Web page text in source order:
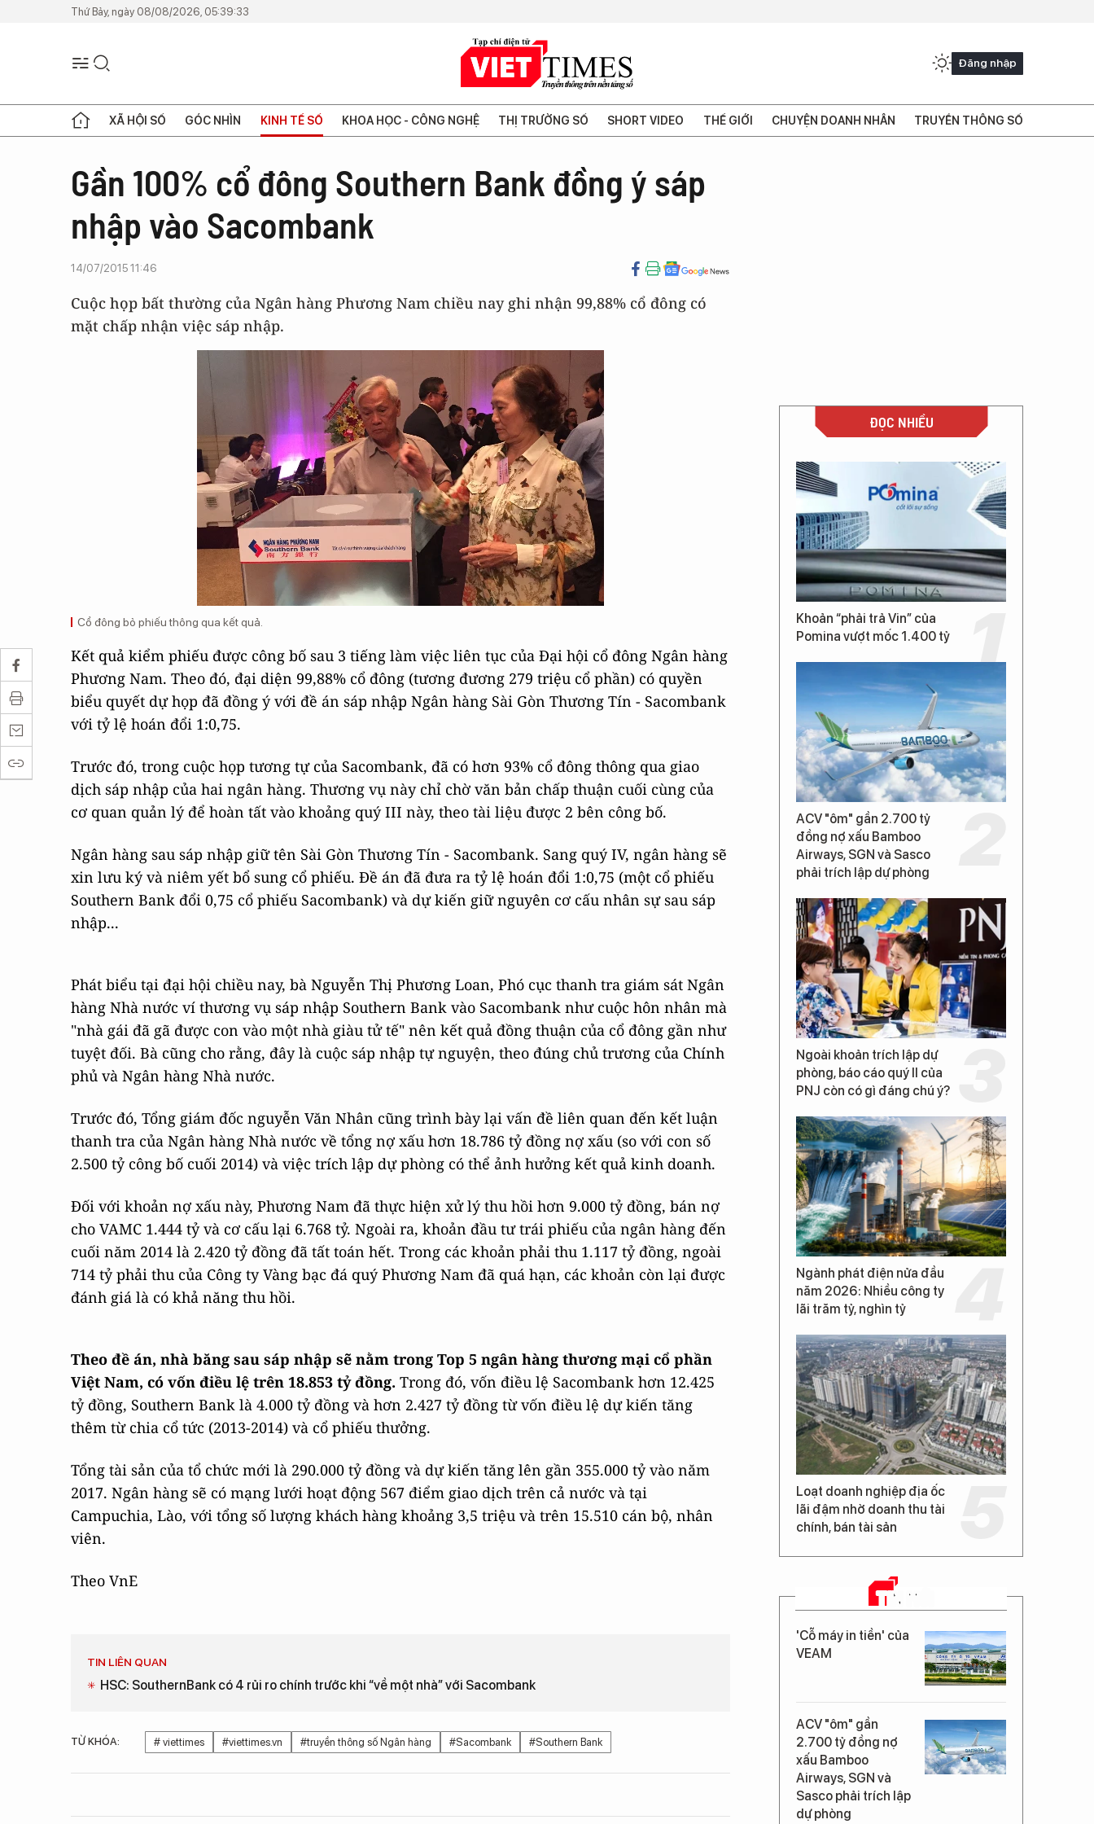
Thứ Bảy, ngày 08/08/2026, 05:39:33
Đăng nhập
XÃ HỘI SỐ GÓC NHÌN KINH TẾ SỐ KHOA HỌC - CÔNG NGHỆ THỊ TRƯỜNG SỐ SHORT VIDEO THẾ GIỚI CHUYỆN DOANH NHÂN TRUYỀN THÔNG SỐ
Gần 100% cổ đông Southern Bank đồng ý sáp
nhập vào Sacombank
14/07/2015 11:46
Cuộc họp bất thường của Ngân hàng Phương Nam chiều nay ghi nhận 99,88% cổ đông có
mặt chấp nhận việc sáp nhập.
Cổ đông bỏ phiếu thông qua kết quả.
Kết quả kiểm phiếu được công bố sau 3 tiếng làm việc liên tục của Đại hội cổ đông Ngân hàng
Phương Nam. Theo đó, đại diện 99,88% cổ đông (tương đương 279 triệu cổ phần) có quyền
biểu quyết dự họp đã đồng ý với đề án sáp nhập Ngân hàng Sài Gòn Thương Tín - Sacombank
với tỷ lệ hoán đổi 1:0,75.
Trước đó, trong cuộc họp tương tự của Sacombank, đã có hơn 93% cổ đông thông qua giao
dịch sáp nhập của hai ngân hàng. Thương vụ này chỉ chờ văn bản chấp thuận cuối cùng của
cơ quan quản lý để hoàn tất vào khoảng quý III này, theo tài liệu được 2 bên công bố.
Ngân hàng sau sáp nhập giữ tên Sài Gòn Thương Tín - Sacombank. Sang quý IV, ngân hàng sẽ
xin lưu ký và niêm yết bổ sung cổ phiếu. Đề án đã đưa ra tỷ lệ hoán đổi 1:0,75 (một cổ phiếu
Southern Bank đổi 0,75 cổ phiếu Sacombank) và dự kiến giữ nguyên cơ cấu nhân sự sau sáp
nhập...
Phát biểu tại đại hội chiều nay, bà Nguyễn Thị Phương Loan, Phó cục thanh tra giám sát Ngân
hàng Nhà nước ví thương vụ sáp nhập Southern Bank vào Sacombank như cuộc hôn nhân mà
"nhà gái đã gã được con vào một nhà giàu tử tế" nên kết quả đồng thuận của cổ đông gần như
tuyệt đối. Bà cũng cho rằng, đây là cuộc sáp nhập tự nguyện, theo đúng chủ trương của Chính
phủ và Ngân hàng Nhà nước.
Trước đó, Tổng giám đốc nguyễn Văn Nhân cũng trình bày lại vấn đề liên quan đến kết luận
thanh tra của Ngân hàng Nhà nước về tổng nợ xấu hơn 18.786 tỷ đồng nợ xấu (so với con số
2.500 tỷ công bố cuối 2014) và việc trích lập dự phòng có thể ảnh hưởng kết quả kinh doanh.
Đối với khoản nợ xấu này, Phương Nam đã thực hiện xử lý thu hồi hơn 9.000 tỷ đồng, bán nợ
cho VAMC 1.444 tỷ và cơ cấu lại 6.768 tỷ. Ngoài ra, khoản đầu tư trái phiếu của ngân hàng đến
cuối năm 2014 là 2.420 tỷ đồng đã tất toán hết. Trong các khoản phải thu 1.117 tỷ đồng, ngoài
714 tỷ phải thu của Công ty Vàng bạc đá quý Phương Nam đã quá hạn, các khoản còn lại được
đánh giá là có khả năng thu hồi.
Theo đề án, nhà băng sau sáp nhập sẽ nằm trong Top 5 ngân hàng thương mại cổ phần
Việt Nam, có vốn điều lệ trên 18.853 tỷ đồng. Trong đó, vốn điều lệ Sacombank hơn 12.425
tỷ đồng, Southern Bank là 4.000 tỷ đồng và hơn 2.427 tỷ đồng từ vốn điều lệ dự kiến tăng
thêm từ chia cổ tức (2013-2014) và cổ phiếu thưởng.
Tổng tài sản của tổ chức mới là 290.000 tỷ đồng và dự kiến tăng lên gần 355.000 tỷ vào năm
2017. Ngân hàng sẽ có mạng lưới hoạt động 567 điểm giao dịch trên cả nước và tại
Campuchia, Lào, với tổng số lượng khách hàng khoảng 3,5 triệu và trên 15.510 cán bộ, nhân
viên.
Theo VnE
TIN LIÊN QUAN
HSC: SouthernBank có 4 rủi ro chính trước khi “về một nhà” với Sacombank
TỪ KHÓA: # viettimes #viettimes.vn #truyền thông số Ngân hàng #Sacombank #Southern Bank
ĐỌC NHIỀU
Khoản “phải trả Vin” của
Pomina vượt mốc 1.400 tỷ
ACV "ôm" gần 2.700 tỷ
đồng nợ xấu Bamboo
Airways, SGN và Sasco
phải trích lập dự phòng
Ngoài khoản trích lập dự
phòng, báo cáo quý II của
PNJ còn có gì đáng chú ý?
Ngành phát điện nửa đầu
năm 2026: Nhiều công ty
lãi trăm tỷ, nghìn tỷ
Loạt doanh nghiệp địa ốc
lãi đậm nhờ doanh thu tài
chính, bán tài sản
TIN MỚI
'Cỗ máy in tiền' của
VEAM
ACV "ôm" gần
2.700 tỷ đồng nợ
xấu Bamboo
Airways, SGN và
Sasco phải trích lập
dự phòng